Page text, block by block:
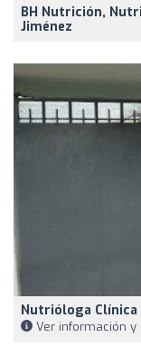
BH Nutrición,
Jiménez
Nutrióloga Clínica
Ver información y